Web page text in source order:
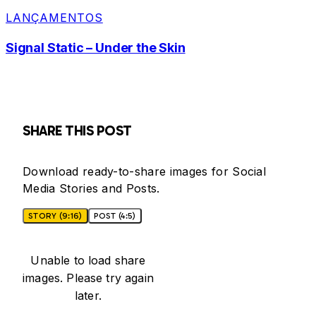
LANÇAMENTOS
Signal Static – Under the Skin
SHARE THIS POST
Download ready-to-share images for Social
Media Stories and Posts.
STORY (9:16) POST (4:5)
Unable to load share
images. Please try again
later.